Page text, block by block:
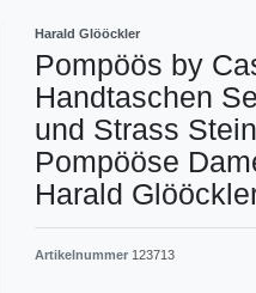
Harald Glööckler
Pompöös by
Handtaschen
und Strass
Pompööse
Harald
Artikelnummer 123713